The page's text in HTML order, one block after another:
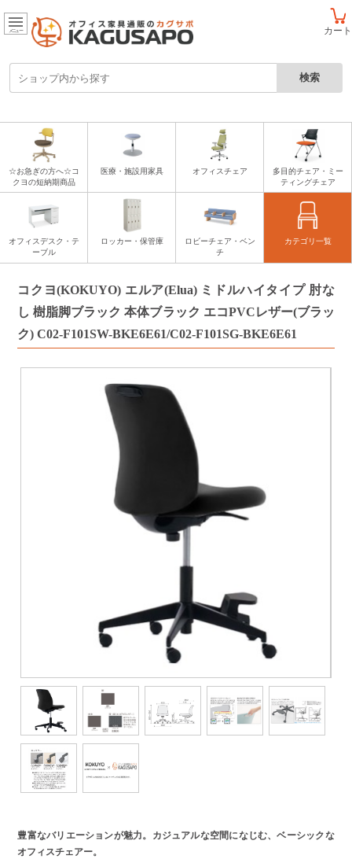
カート
メニュー
☆お急ぎの方へ☆コ
クヨの短納期商品
医療・施設用家具 オフィスチェア
多目的チェア・ミー
ティングチェア
オフィスデスク・テ
ーブル
ロッカー・保管庫
ロビーチェア・ベン
チ
カテゴリ一覧
コクヨ(KOKUYO) エルア(Elua) ミドルハイタイプ 肘な
し 樹脂脚ブラック 本体ブラック エコPVCレザー(ブラッ
ク) C02-F101SW-BKE6E61/C02-F101SG-BKE6E61
豊富なバリエーションが魅力。カジュアルな空間になじむ、ベーシックな
オフィスチェアー。